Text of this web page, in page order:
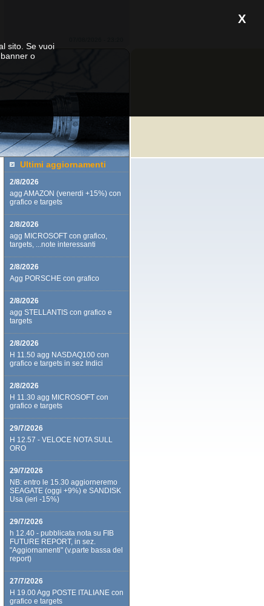
X
sito. Se vuoi
banner o
Ultimi aggiornamenti
2/8/2026
agg AMAZON (venerdi +15%) con
grafico e targets
2/8/2026
agg MICROSOFT con grafico,
targets, ...note interessanti
2/8/2026
Agg PORSCHE con grafico
2/8/2026
agg STELLANTIS con grafico e
targets
2/8/2026
H 11.50 agg NASDAQ100 con
grafico e targets in sez Indici
2/8/2026
H 11.30 agg MICROSOFT con
grafico e targets
29/7/2026
H 12.57 - VELOCE NOTA SULL
ORO
29/7/2026
NB: entro le 15.30 aggiorneremo
SEAGATE (oggi +9%) e SANDISK
Usa (ieri -15%)
29/7/2026
h 12.40 - pubblicata nota su FIB
FUTURE REPORT, in sez.
"Aggiornamenti" (v.parte bassa del
report)
27/7/2026
H 19.00 Agg POSTE ITALIANE con
grafico e targets